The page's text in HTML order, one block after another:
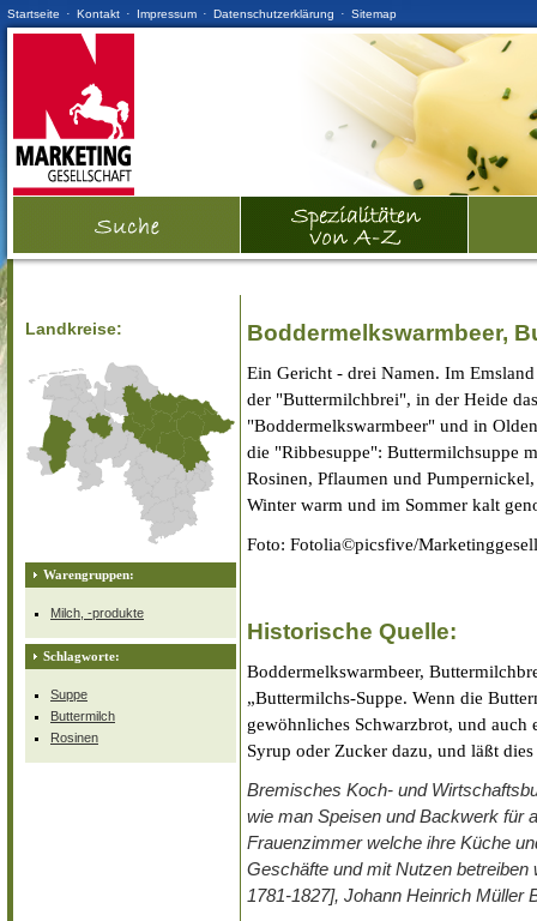
Startseite · Kontakt · Impressum · Datenschutzerklärung · Sitemap
Landkreise:
Warengruppen:
Milch, -produkte
Schlagworte:
Suppe
Buttermilch
Rosinen
Boddermelkswarmbeer,
Ein Gericht - drei Namen. Im Emsland
der "Buttermilchbrei", in der Heide das
"Boddermelkswarmbeer" und in
die "Ribbesuppe": Buttermilchsuppe
Rosinen, Pflaumen und
Winter warm und im Sommer kalt
Foto: Fotolia©picsfive/
Historische Quelle:
Boddermelkswarmbeer,
„Buttermilchs-Suppe. Wenn die
gewöhnliches Schwarzbrot, und
Syrup oder Zucker dazu, und läßt
Bremisches Koch- und
wie man Speisen und Backwerk für
Frauenzimmer welche ihre Küche
Geschäfte und mit Nutzen
1781-1827], Johann Heinrich Müller